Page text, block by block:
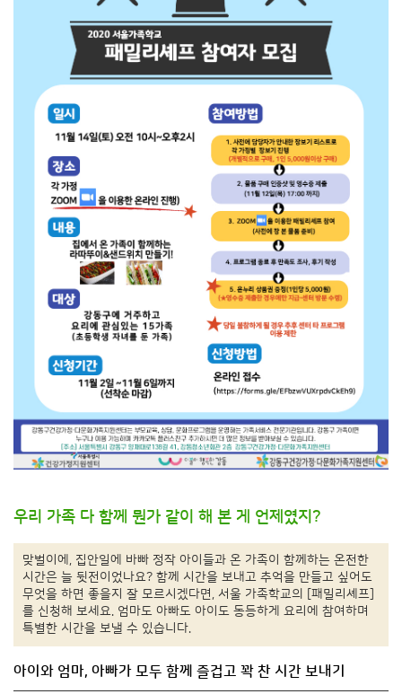
우리 가족 다 함께 뭔가 같이 해 본 게 언제였지?
맞벌이에, 집안일에 바빠 정작 아이들과 온 가족이 함께하는 온전한
시간은 늘 뒷전이었나요? 함께 시간을 보내고 추억을 만들고 싶어도
무엇을 하면 좋을지 잘 모르시겠다면, 서울 가족학교의 [패밀리셰프]
를 신청해 보세요. 엄마도 아빠도 아이도 동등하게 요리에 참여하며
특별한 시간을 보낼 수 있습니다.
아이와 엄마, 아빠가 모두 함께 즐겁고 꽉 찬 시간 보내기